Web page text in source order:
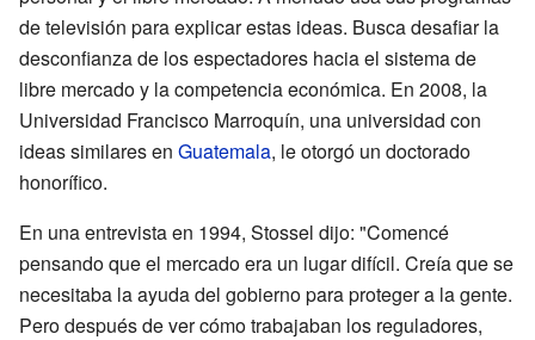
de televisión para explicar estas ideas. Busca desafiar la
desconfianza de los espectadores hacia el sistema de
libre mercado y la competencia económica. En 2008, la
Universidad Francisco Marroquín, una universidad con
ideas similares en Guatemala, le otorgó un doctorado
honorífico.
En una entrevista en 1994, Stossel dijo: "Comencé
pensando que el mercado era un lugar difícil. Creía que se
necesitaba la ayuda del gobierno para proteger a la gente.
Pero después de ver cómo trabajaban los reguladores,